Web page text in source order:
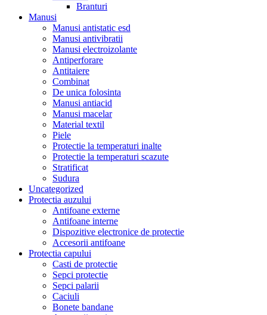
Branturi
Manusi
Manusi antistatic esd
Manusi antivibratii
Manusi electroizolante
Antiperforare
Antitaiere
Combinat
De unica folosinta
Manusi antiacid
Manusi macelar
Material textil
Piele
Protectie la temperaturi inalte
Protectie la temperaturi scazute
Stratificat
Sudura
Uncategorized
Protectia auzului
Antifoane externe
Antifoane interne
Dispozitive electronice de protectie
Accesorii antifoane
Protectia capului
Casti de protectie
Sepci protectie
Sepci palarii
Caciuli
Bonete bandane